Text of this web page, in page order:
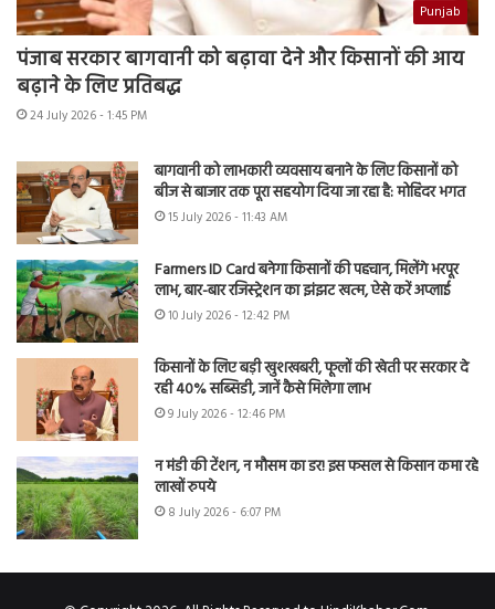
Punjab
पंजाब सरकार बागवानी को बढ़ावा देने और किसानों की आय
बढ़ाने के लिए प्रतिबद्ध
24 July 2026 - 1:45 PM
बागवानी को लाभकारी व्यवसाय बनाने के लिए किसानों को
बीज से बाजार तक पूरा सहयोग दिया जा रहा है: मोहिंदर भगत
15 July 2026 - 11:43 AM
Farmers ID Card बनेगा किसानों की पहचान, मिलेंगे भरपूर
लाभ, बार-बार रजिस्ट्रेशन का झंझट खत्म, ऐसे करें अप्लाई
10 July 2026 - 12:42 PM
किसानों के लिए बड़ी खुशखबरी, फूलों की खेती पर सरकार दे
रही 40% सब्सिडी, जानें कैसे मिलेगा लाभ
9 July 2026 - 12:46 PM
न मंडी की टेंशन, न मौसम का डर! इस फसल से किसान कमा रहे
लाखों रुपये
8 July 2026 - 6:07 PM